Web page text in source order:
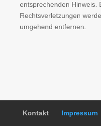
entsprechenden Hinweis.
Rechtsverletzungen
umgehend entfernen.
Kontakt Impressum